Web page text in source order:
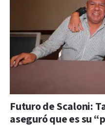
Futuro de Scaloni:
aseguró que es su